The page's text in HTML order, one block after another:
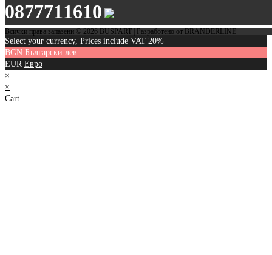
0877711610
Всички права запазени © 2026 BUSPART | Разработено от BRANDERLINE
Select your currency, Prices include VAT 20%
BGN Български лев
EUR Евро
×
×
Cart